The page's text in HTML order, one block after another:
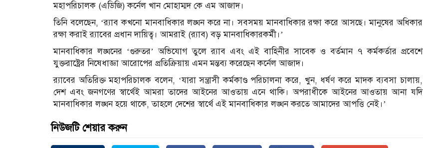
মহাপরিচালক (এডিজি) কর্নেল খান মোহাম্মদ কে এম আজাদ।
তিনি বলেছেন, ‘র‌্যাব কখনো মানবাধিকার লঙ্ঘন করে না। সবসময় মানবাধিকার রক্ষা করে আসছে। মানুষের অধিকার
রক্ষা করাই র‌্যাবের প্রধান দায়িত্ব। আমরাই (র‌্যাব) বড় মানবাধিকারকর্মী।’
মানবাধিকার লঙ্ঘনের ‘গুরুতর’ অভিযোগ তুলে র‌্যাব এবং এই বাহিনীর সাবেক ও বর্তমান ৭ কর্মকর্তার প্রবেশে
যুক্তরাষ্ট্রের নিষেধাজ্ঞা আরোপের প্রতিক্রিয়ায় এমন মন্তব্য করেছেন কর্নেল আজাদ।
র‌্যাবের অতিরিক্ত মহাপরিচালক বলেন, ‘যারা সন্ত্রাসী কর্মকাণ্ড পরিচালনা করে, খুন, ধর্ষণ করে মাদক ব্যবসা চালায়,
দেশ এবং জনগণের স্বার্থেই আমরা তাদের আইনের আওতায় এনে থাকি। অপরাধীকে আইনের আওতায় আনা যদি
মানবাধিকার লঙ্ঘন হয়ে থাকে, তাহলে দেশের স্বার্থে এই মানবাধিকার লঙ্ঘন করতে আমাদের আপত্তি নেই।’
নিউজটি শেয়ার করুন